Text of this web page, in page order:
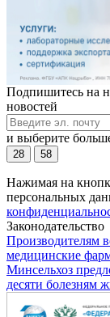
Подпишитесь на
новостей
и выберите
28 58
Нажимая на
персональных
Законодательство
Производителям
медицинские
Минсельхоз
десяти болезням